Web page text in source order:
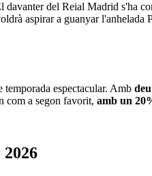
davanter del Reial Madrid s'ha
aspirar a guanyar l'anhelada
espectacular. Amb
com a segon favorit, amb un